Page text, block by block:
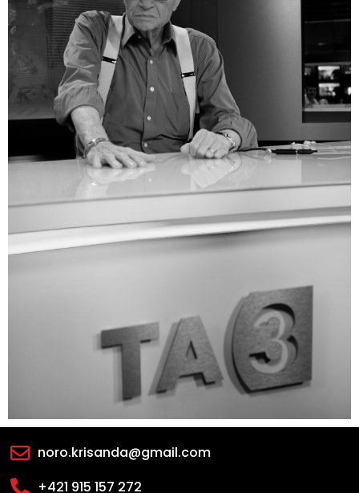
noro.krisanda@gmail.com
+421 915 157 272